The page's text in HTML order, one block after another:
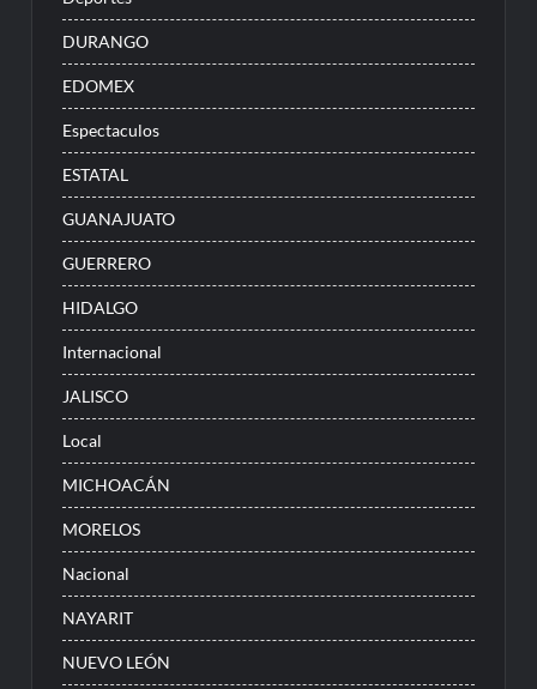
DURANGO
EDOMEX
Espectaculos
ESTATAL
GUANAJUATO
GUERRERO
HIDALGO
Internacional
JALISCO
Local
MICHOACÁN
MORELOS
Nacional
NAYARIT
NUEVO LEÓN